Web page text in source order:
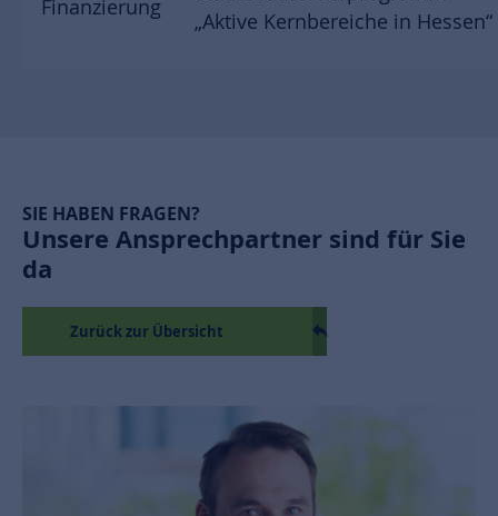
Finanzierung
„Aktive Kernbereiche in Hessen“
SIE HABEN FRAGEN?
Unsere Ansprechpartner sind für Sie
da
Zurück zur Übersicht